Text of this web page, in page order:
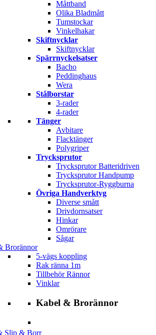
Måttband
Olika Bladmått
Tumstockar
Vinkelhakar
Skiftnycklar
Skiftnycklar
Spärrnyckelsatser
Bacho
Peddinghaus
Wera
Stålborstar
3-rader
4-rader
Tänger
Avbitare
Flacktänger
Polygriper
Trycksprutor
Trycksprutor Batteridriven
Trycksprutor Handpump
Trycksprutor-Ryggburna
Övriga Handverktyg
Diverse smått
Drivdornsatser
Hinkar
Omrörare
Sågar
Brorännor
5-vägs koppling
Rak ränna 1m
Tillbehör Rännor
Vinklar
Kabel & Brorännor
Slip & Borr